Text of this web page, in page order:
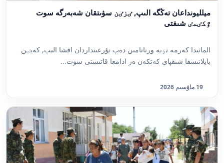
ميلليونداعان تەڭگە الىپ, ٸزٸن سۋىتقان شەبەرگە سوت
ٷكٸمٸ شىقتى
الماتىدا كەرمە تٶبە ورناتامىن دەپ تۇرعىنداردان اقشا الىپ, كەيٸن
بايلانىسقا شىقپاي كەتكەن ەر ادامعا قاتىستى سوت...
19 ماۋسىم 2026